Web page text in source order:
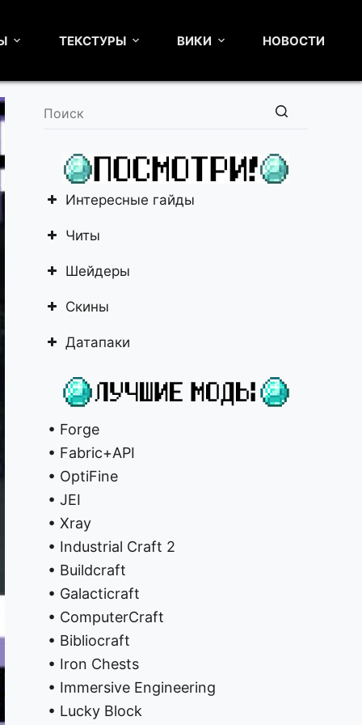
ТЕКСТУРЫ ВИКИ НОВОСТИ
найдено
Интересные гайды
Читы
Шейдеры
Скины
Датапаки
• Forge
• Fabric+API
• OptiFine
• JEI
• Xray
• Industrial Craft 2
• Buildcraft
• Galacticraft
• ComputerCraft
• Bibliocraft
• Iron Chests
• Immersive Engineering
• Lucky Block